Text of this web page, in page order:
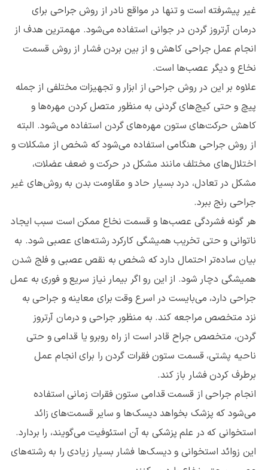
غیر پیشرفته است و تنها در مواقع نادر از روش جراحی برای
درمان آرتروز گردن در جوانی استفاده می‌شود. مهمترین هدف از
انجام عمل جراحی کاهش و از بین بردن فشار از روش قسمت
نخاع و دیگر عصب‌ها است.
علاوه بر این در روش جراحی از ابزار و تجهیزات مختلفی از جمله
پیچ و حتی کیج‌های گردنی به منظور متصل کردن مهره‌ها و
کاهش حرکت‌های ستون مهره‌های گردن استفاده می‌شود. البته
از روش جراحی هنگامی استفاده می‌شود که شخص از مشکلات و
اختلال‌های مختلف مانند مشکل در حرکت و ضعف عضلات،
مشکل در تعادل، درد بسیار حاد و مقاومت بدن به روش‌های غیر
جراحی رنج ببرد.
هر گونه فشردگی عصب‌ها و قسمت نخاع ممکن است سبب ایجاد
ناتوانی و حتی تخریب همیشگی کارکرد رشته‌های عصبی شود. به
بیان ساده‌تر احتمال دارد که شخص به نقص عصبی و فلج شدن
همیشگی دچار شود. از این رو اگر بیمار نیاز سریع و فوری به عمل
جراحی دارد، می‌بایست در اسرع وقت برای معاینه و جراحی به
نزد متخصص مراجعه کند. به منظور جراحی و درمان آرتروز
گردن، متخصص جراح قادر است از راه روبرو یا قدامی و حتی
ناحیه پشتی، قسمت ستون فقرات گردن را برای انجام عمل
برطرف کردن فشار باز کند.
انجام جراحی از قسمت قدامی ستون فقرات زمانی استفاده
می‌شود که پزشک بخواهد دیسک‌ها و سایر قسمت‌های زائد
استخوانی که در علم پزشکی به آن استئوفیت می‌گویند، را بردارد.
این زوائد استخوانی و دیسک‌ها فشار بسیار زیادی را به رشته‌های